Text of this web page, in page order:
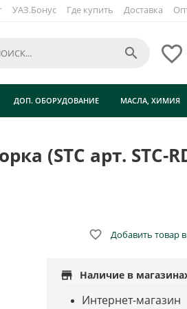
УАЗ.Бонус Где купить Доставка


ДОП. ОБОРУДОВАНИЕ МАСЛА, ХИМИЯ
(STC арт. STC-
 Добавить товар
store Наличие в
Интернет-магазин